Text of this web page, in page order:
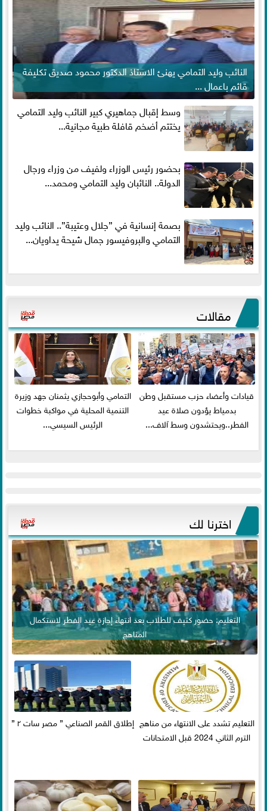
النائب وليد التمامي يهنئ الاستاذ الدكتور محمود صديق تكليفة
قائم باعمال ...
وسط إقبال جماهيري كبير النائب وليد التمامي
يختتم أضخم قافلة طبية مجانية...
بحضور رئيس الوزراء ولفيف من وزراء ورجال
الدولة.. النائبان وليد التمامي ومحمد...
بصمة إنسانية في ”جلال وعتيبة”.. النائب وليد
التمامي والبروفيسور جمال شيحة يداويان...
مقالات
قيادات وأعضاء حزب مستقبل وطن
بدمياط يؤدون صلاة عيد
الفطر..ويحتشدون وسط آلاف...
التمامي وأبوحجازي يثمنان جهد وزيرة
التنمية المحلية في مواكبة خطوات
الرئيس السيسي...
اخترنا لك
التعليم: حضور كثيف للطلاب بعد انتهاء إجازة عيد الفطر لاستكمال
المناهج
التعليم تشدد على الانتهاء من مناهج
الترم الثاني 2024 قبل الامتحانات
إطلاق القمر الصناعي ” مصر سات ٢ ”